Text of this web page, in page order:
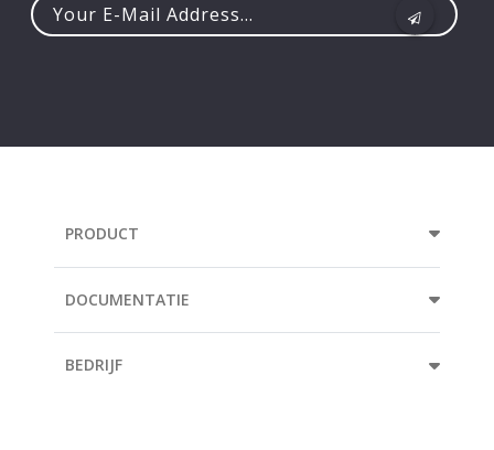
PRODUCT
DOCUMENTATIE
BEDRIJF